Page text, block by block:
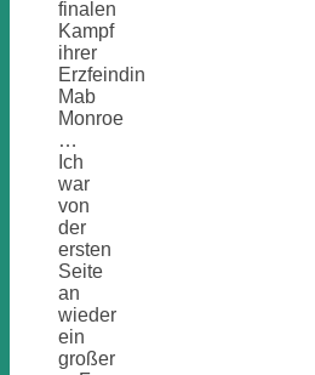
finalen
Kampf
ihrer
Erzfeindin
Mab
Monroe
…
Ich
war
von
der
ersten
Seite
an
wieder
ein
großer